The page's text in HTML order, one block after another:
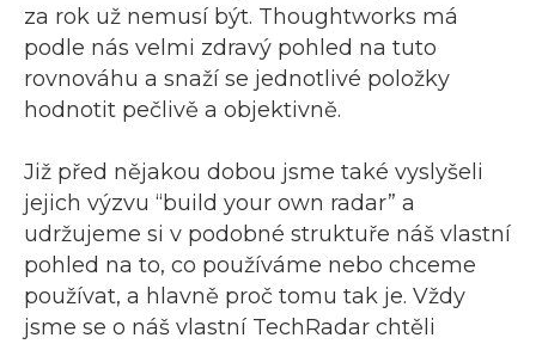
za rok už nemusí být. Thoughtworks má
podle nás velmi zdravý pohled na tuto
rovnováhu a snaží se jednotlivé položky
hodnotit pečlivě a objektivně.
Již před nějakou dobou jsme také vyslyšeli
jejich výzvu “build your own radar” a
udržujeme si v podobné struktuře náš vlastní
pohled na to, co používáme nebo chceme
používat, a hlavně proč tomu tak je. Vždy
jsme se o náš vlastní TechRadar chtěli